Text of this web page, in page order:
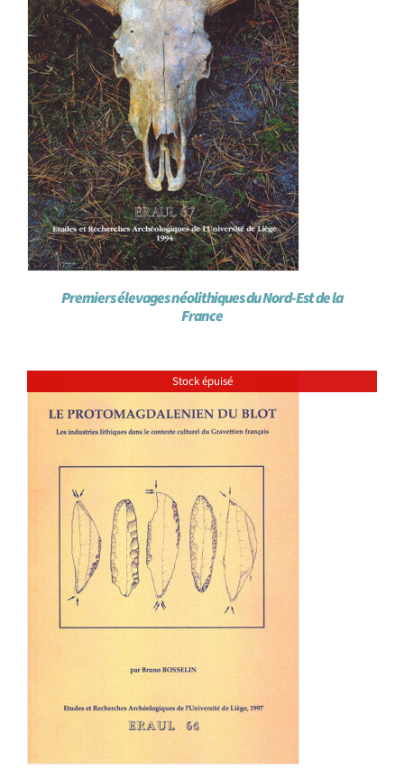
Premiers élevages néolithiques du Nord-Est de la
France
Stock épuisé